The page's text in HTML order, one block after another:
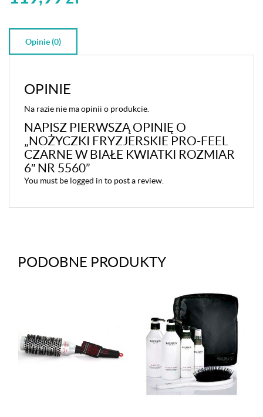
Opinie (0)
OPINIE
Na razie nie ma opinii o produkcie.
NAPISZ PIERWSZĄ OPINIĘ O
„NOŻYCZKI FRYZJERSKIE PRO-FEEL
CZARNE W BIAŁE KWIATKI ROZMIAR
6″ NR 5560”
You must be logged in to post a review.
PODOBNE PRODUKTY